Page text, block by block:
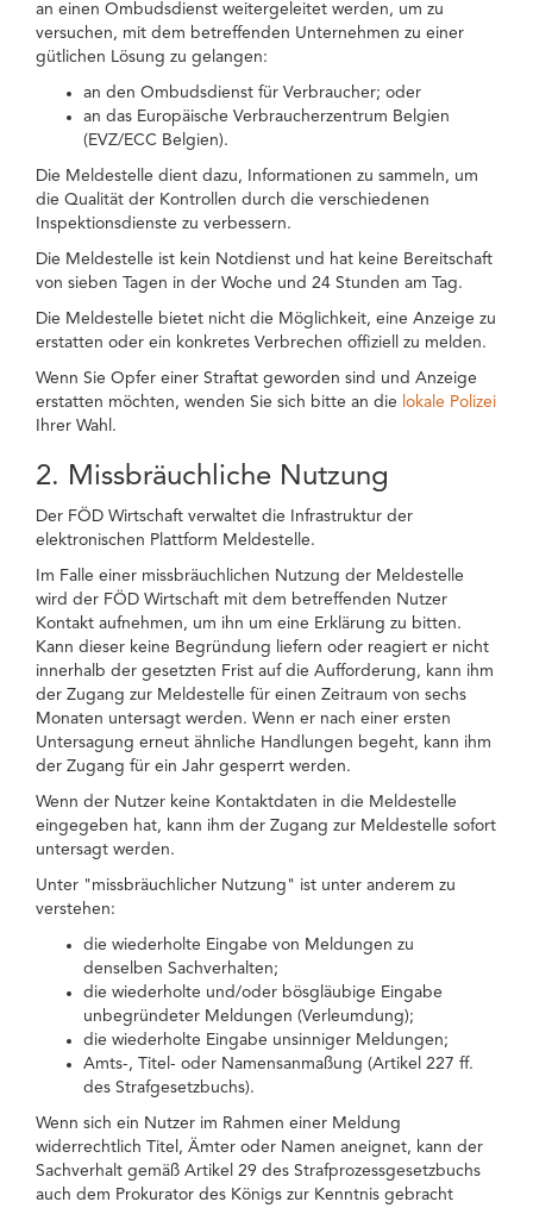
an einen Ombudsdienst weitergeleitet werden, um zu
versuchen, mit dem betreffenden Unternehmen zu einer
gütlichen Lösung zu gelangen:
an den Ombudsdienst für Verbraucher; oder
an das Europäische Verbraucherzentrum Belgien
(EVZ/ECC Belgien).
Die Meldestelle dient dazu, Informationen zu sammeln, um
die Qualität der Kontrollen durch die verschiedenen
Inspektionsdienste zu verbessern.
Die Meldestelle ist kein Notdienst und hat keine Bereitschaft
von sieben Tagen in der Woche und 24 Stunden am Tag.
Die Meldestelle bietet nicht die Möglichkeit, eine Anzeige zu
erstatten oder ein konkretes Verbrechen offiziell zu melden.
Wenn Sie Opfer einer Straftat geworden sind und Anzeige
erstatten möchten, wenden Sie sich bitte an die lokale Polizei
Ihrer Wahl.
2. Missbräuchliche Nutzung
Der FÖD Wirtschaft verwaltet die Infrastruktur der
elektronischen Plattform Meldestelle.
Im Falle einer missbräuchlichen Nutzung der Meldestelle
wird der FÖD Wirtschaft mit dem betreffenden Nutzer
Kontakt aufnehmen, um ihn um eine Erklärung zu bitten.
Kann dieser keine Begründung liefern oder reagiert er nicht
innerhalb der gesetzten Frist auf die Aufforderung, kann ihm
der Zugang zur Meldestelle für einen Zeitraum von sechs
Monaten untersagt werden. Wenn er nach einer ersten
Untersagung erneut ähnliche Handlungen begeht, kann ihm
der Zugang für ein Jahr gesperrt werden.
Wenn der Nutzer keine Kontaktdaten in die Meldestelle
eingegeben hat, kann ihm der Zugang zur Meldestelle sofort
untersagt werden.
Unter "missbräuchlicher Nutzung" ist unter anderem zu
verstehen:
die wiederholte Eingabe von Meldungen zu
denselben Sachverhalten;
die wiederholte und/oder bösgläubige Eingabe
unbegründeter Meldungen (Verleumdung);
die wiederholte Eingabe unsinniger Meldungen;
Amts-, Titel- oder Namensanmaßung (Artikel 227 ff.
des Strafgesetzbuchs).
Wenn sich ein Nutzer im Rahmen einer Meldung
widerrechtlich Titel, Ämter oder Namen aneignet, kann der
Sachverhalt gemäß Artikel 29 des Strafprozessgesetzbuchs
auch dem Prokurator des Königs zur Kenntnis gebracht